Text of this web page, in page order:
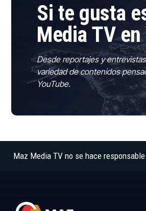
Si te gusta
Media TV
Desde reportajes y
variedad de contenidos
YouTube.
Maz Media TV no se hace